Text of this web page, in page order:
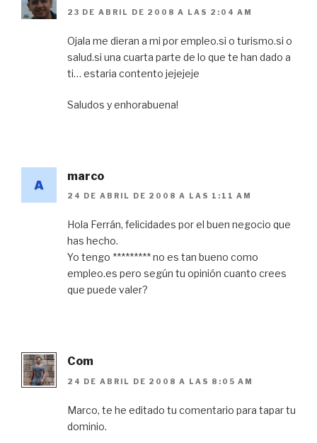
23 DE ABRIL DE 2008 A LAS 2:04 AM
Ojala me dieran a mi por empleo.si o turismo.si o
salud.si una cuarta parte de lo que te han dado a
ti… estaria contento jejejeje
Saludos y enhorabuena!
marco
24 DE ABRIL DE 2008 A LAS 1:11 AM
Hola Ferrán, felicidades por el buen negocio que
has hecho.
Yo tengo ********* no es tan bueno como
empleo.es pero según tu opinión cuanto crees
que puede valer?
Com
24 DE ABRIL DE 2008 A LAS 8:05 AM
Marco, te he editado tu comentario para tapar tu
dominio.